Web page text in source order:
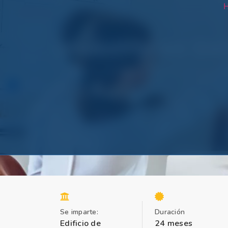
Maestría en
Se imparte:
Edificio de
Duración
24 meses